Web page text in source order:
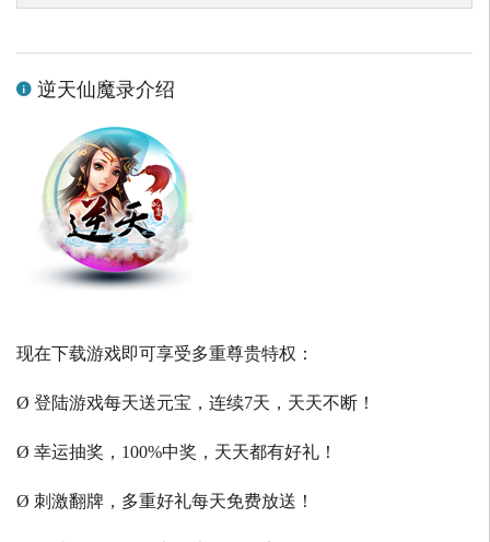
逆天仙魔录介绍
现在下载游戏即可享受多重尊贵特权：
Ø 登陆游戏每天送元宝，连续7天，天天不断！
Ø 幸运抽奖，100%中奖，天天都有好礼！
Ø 刺激翻牌，多重好礼每天免费放送！